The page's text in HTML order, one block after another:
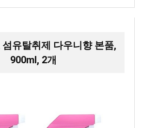
유탈취제 다우니향 본품,
900ml, 2개